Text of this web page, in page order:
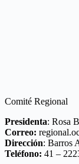
Comité Regional
Presidenta: Rosa
Correo:
Dirección: Barros
Teléfono: 41 –